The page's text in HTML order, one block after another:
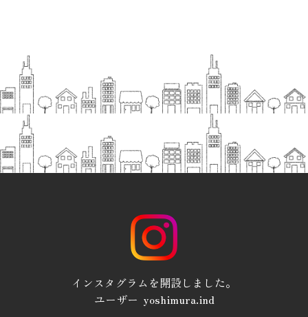
インスタグラムを開設しました。
ユーザー yoshimura.ind